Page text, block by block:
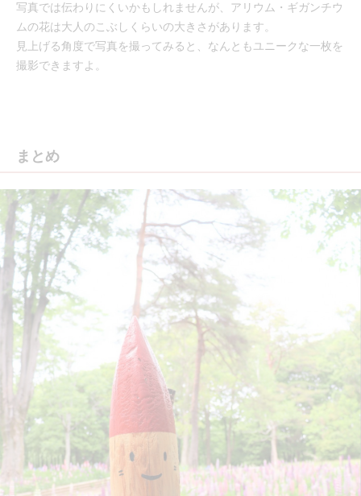
写真では伝わりにくいかもしれませんが、アリウム・ギガンチウ
ムの花は大人のこぶしくらいの大きさがあります。
見上げる角度で写真を撮ってみると、なんともユニークな一枚を
撮影できますよ。
まとめ